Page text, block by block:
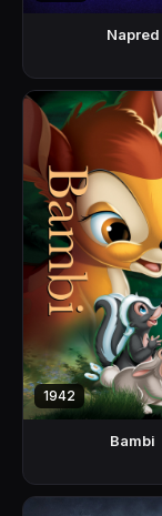
Napred
1942
Bambi